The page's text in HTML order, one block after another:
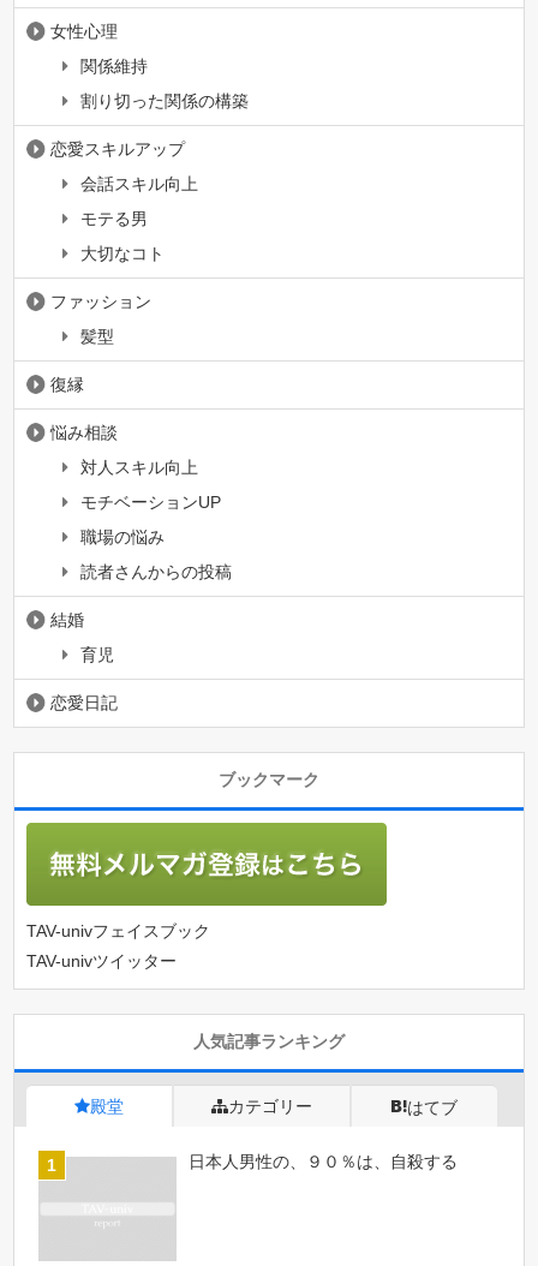
女性心理
関係維持
割り切った関係の構築
恋愛スキルアップ
会話スキル向上
モテる男
大切なコト
ファッション
髪型
復縁
悩み相談
対人スキル向上
モチベーションUP
職場の悩み
読者さんからの投稿
結婚
育児
恋愛日記
ブックマーク
TAV-univフェイスブック
TAV-univツイッター
人気記事ランキング
殿堂 カテゴリー はてブ
日本人男性の、９０％は、自殺する